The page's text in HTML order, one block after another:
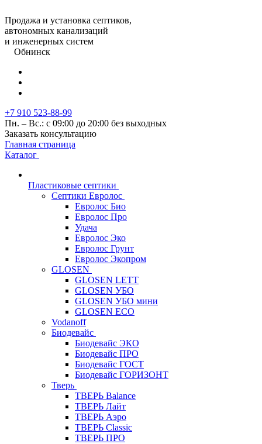
Продажа и установка септиков,
автономных канализаций
и инженерных систем
Обнинск
+7 910 523-88-99
Пн. – Вс.: с 09:00 до 20:00 без выходных
Заказать консультацию
Главная страница
Каталог
Пластиковые септики
Септики Евролос
Евролос Био
Евролос Про
Удача
Евролос Эко
Евролос Грунт
Евролос Экопром
GLOSEN
GLOSEN LETT
GLOSEN УБО
GLOSEN УБО мини
GLOSEN ECO
Vodanoff
Биодевайс
Биодевайс ЭКО
Биодевайс ПРО
Биодевайс ГОСТ
Биодевайс ГОРИЗОНТ
Тверь
ТВЕРЬ Balance
ТВЕРЬ Лайт
ТВЕРЬ Аэро
ТВЕРЬ Classic
ТВЕРЬ ПРО